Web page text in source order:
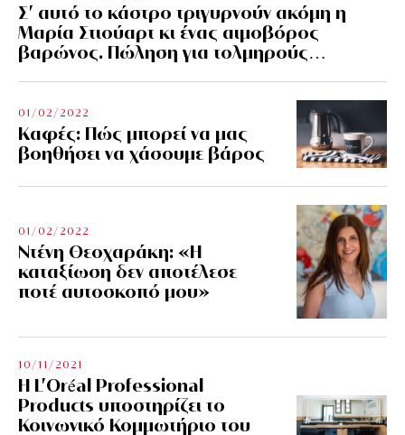
Σ’ αυτό το κάστρο τριγυρνούν ακόμη η
Μαρία Στιούαρτ κι ένας αιμοβόρος
βαρώνος. Πώληση για τολμηρούς…
01/02/2022
Kαφές: Πώς μπορεί να μας
βοηθήσει να χάσουμε βάρος
01/02/2022
Ντένη Θεοχαράκη: «Η
καταξίωση δεν αποτέλεσε
ποτέ αυτοσκοπό μου»
10/11/2021
Η L’Οréal Professional
Products υποστηρίζει το
Κοινωνικό Κομμωτήριο του